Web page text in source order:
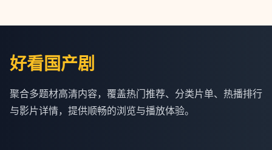
好看国产剧
聚合多题材高清内容，覆盖热门推荐、分类片单、热播排行
与影片详情，提供顺畅的浏览与播放体验。